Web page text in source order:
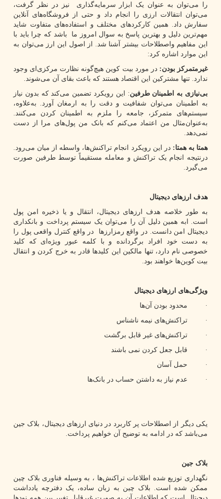
را می‌توان به عنوان یک ابزار سرمایه‌گذاری نیز در نظر گرفت،
می‌توان انتقالات ارزی را انجام داد و حتی از فروشگاه‌های آنلاین
سفارش داد. همین کارکردهای مختلف و استفاده‌های متفاوت شاید
مهم‌ترین دلیل و بهترین پاسخ به سوال امروز ما باشد که چرا باید با
این مفاهیم واصطلاحات بیشتر آشنا شد. از اصول این ارز می‌توان به
این موارد اشاره کرد:
غیرمتمرکز بودن: در مورد بیت کوین هیچ‌گونه نظارت مرکزی‌ای وجود
ندارد. تنها مشترکین این اقتصاد هستند که باعث بقای آن می‌شوند.
بی‌نیازی به اطمینان طرفین: این رویکرد تضمین می‌کند که بدون نیاز
به اطمینان می‌توان شفافیت و دقت را به ارمغان آورد. به‌علاوه،
سیستم‌های متمرکز، جامعه را ملزم به اطمینان کردن می‌کنند.
به‌عنوان‌مثال من اعتماد می‌کنم که بانک من پول‌های مرا از دست
نمی‌دهد.
همتا به همتا: در این رویکرد انجام تراکنش‌ها، واسطه از میان می‌رود.
درنتیجه انجام یک تراکنش و معامله مستقیماً توسط طرفین صورت
می‌گیرد.
هدف ارزهای دیجیتال
به طور خلاصه هدف ارزهای دیجیتال، انتقال و یا ذخیره امن پول
است. ابه همین دلیل آن را می‌توان یک سیستم پرداخت و بانکداری
دیجیتال امن دانست. در واقع رمزارزها در واقع کنترل واقعی پول را
به دست خود افراد برگردانده و با کلمه عبور ویژه‌ای که کلید
خصوصی نام دارد، تنها مالکین این کلیدها قادر به خرج کردن و انتقال
بیت کوین‌ها خواهند بود.
ویژگی‌های ارزهای دیجیتال
· محدود بودن آن‌ها
· تراکنش‌های نیمه ناشناس
· تراکنش‌های غیر قابل برگشت
· قابل جعل کردن نمی باشند
· حمل آسان
· عدم نیاز به داشتن حساب در بانک‌ها
یکی دیگر از اصطلاحات پر کاربرد در دنیای ارزهای دیجیتال، بلاک جین
می‌باشد که در ادامه به توضیح آن خواهیم پرداخت.
بلاک جین
نگهداری توزیع شده اطلاعات تراکنش‌ها ، به وسیله فناوری بلاک چین
ممکن شده است. بلاک چین به زبان ساده، یک دفترچه یادداشت